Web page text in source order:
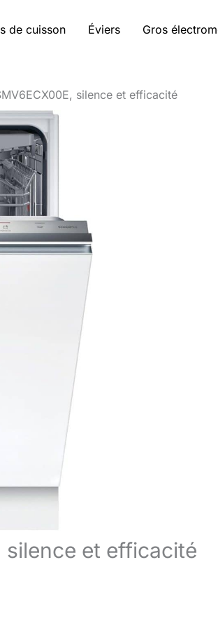
de cuisson Éviers Gros
silence et efficacité
silence et efficacité